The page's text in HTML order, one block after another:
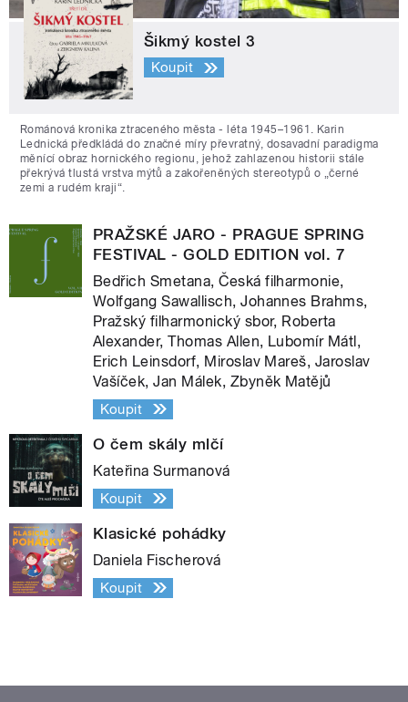
Šikmý kostel 3
Koupit
Románová kronika ztraceného města - léta 1945–1961. Karin
Lednická předkládá do značné míry převratný, dosavadní paradigma
měnící obraz hornického regionu, jehož zahlazenou historii stále
překrývá tlustá vrstva mýtů a zakořeněných stereotypů o „černé
zemi a rudém kraji“.
PRAŽSKÉ JARO - PRAGUE SPRING
FESTIVAL - GOLD EDITION vol. 7
Bedřich Smetana, Česká filharmonie,
Wolfgang Sawallisch, Johannes Brahms,
Pražský filharmonický sbor, Roberta
Alexander, Thomas Allen, Lubomír Mátl,
Erich Leinsdorf, Miroslav Mareš, Jaroslav
Vašíček, Jan Málek, Zbyněk Matějů
Koupit
O čem skály mlčí
Kateřina Surmanová
Koupit
Klasické pohádky
Daniela Fischerová
Koupit